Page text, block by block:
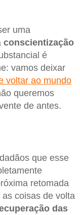
uma
conscientização
é
vamos deixar
voltar ao mundo
queremos
de antes.
que esse
retomada
coisas de volta
das